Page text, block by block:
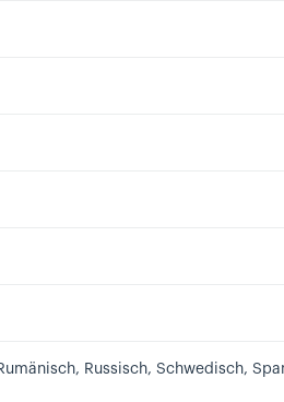
Russisch, Schwedisch,